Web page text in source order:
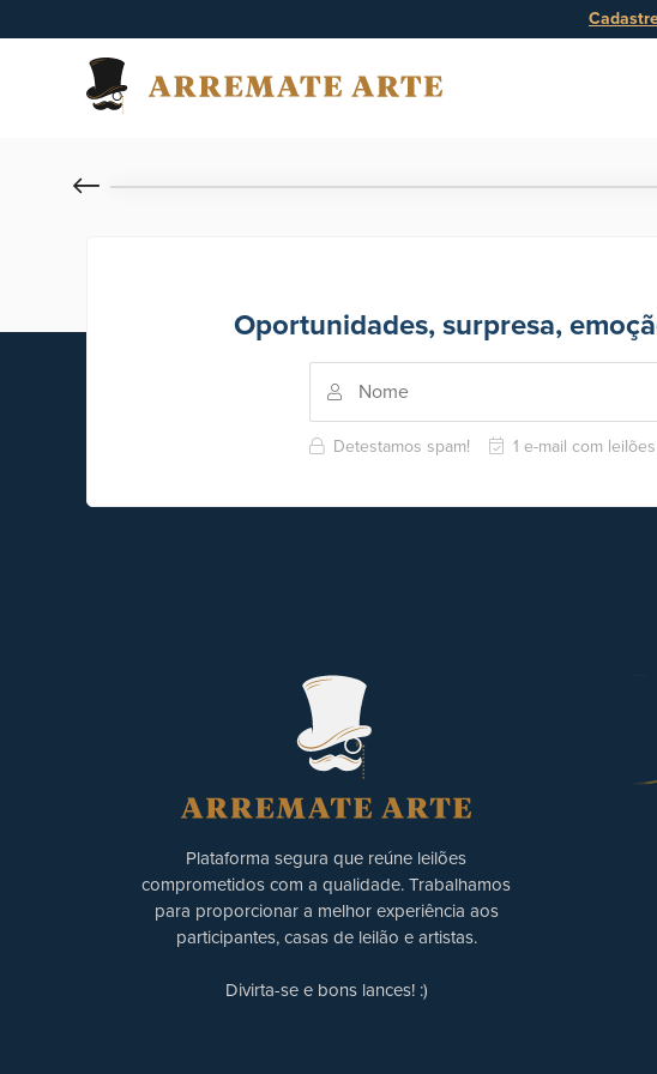
Oportunidades, surpresa,
Detestamos spam! 1 e-mail com
Plataforma segura que reúne leilões
comprometidos com a qualidade. Trabalhamos
para proporcionar a melhor experiência aos
participantes, casas de leilão e artistas.
Divirta-se e bons lances! :)